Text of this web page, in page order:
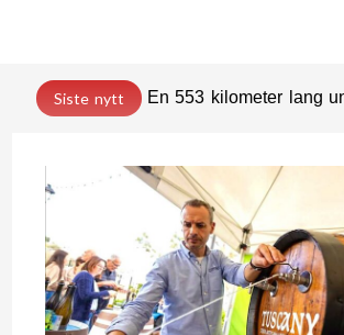
Siste nytt En 553 kilometer lang